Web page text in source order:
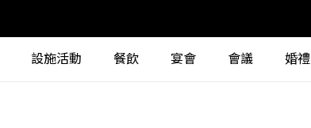
設施活動 餐飲 宴會 會議 婚禮